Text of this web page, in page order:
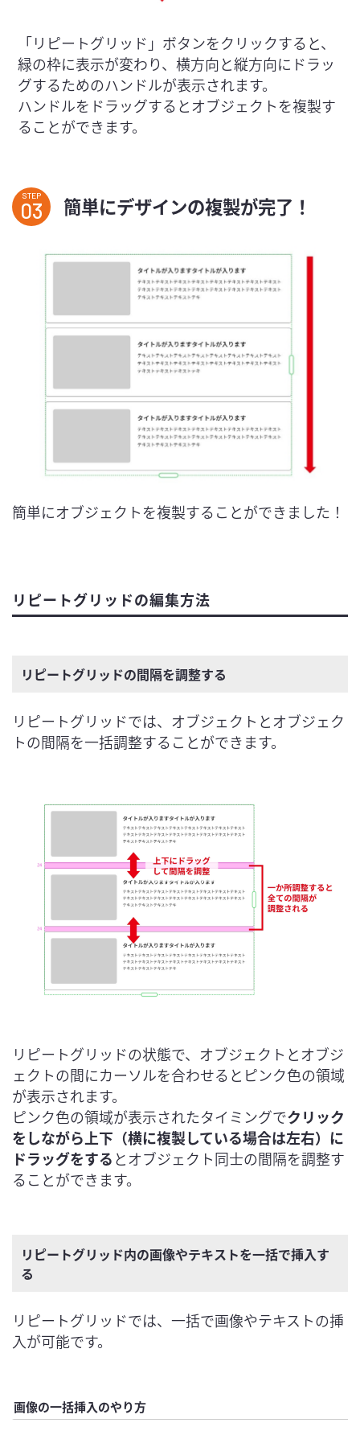
「リピートグリッド」ボタンをクリックすると、
緑の枠に表示が変わり、横方向と縦方向にドラッ
グするためのハンドルが表示されます。
ハンドルをドラッグするとオブジェクトを複製す
ることができます。
STEP 簡単にデザインの複製が完了！
簡単にオブジェクトを複製することができました！
リピートグリッドの編集方法
リピートグリッドの間隔を調整する
リピートグリッドでは、オブジェクトとオブジェク
トの間隔を一括調整することができます。
リピートグリッドの状態で、オブジェクトとオブジ
ェクトの間にカーソルを合わせるとピンク色の領域
が表示されます。
ピンク色の領域が表示されたタイミングでクリック
をしながら上下（横に複製している場合は左右）に
ドラッグをするとオブジェクト同士の間隔を調整す
ることができます。
リピートグリッド内の画像やテキストを一括で挿入す
る
リピートグリッドでは、一括で画像やテキストの挿
入が可能です。
画像の一括挿入のやり方